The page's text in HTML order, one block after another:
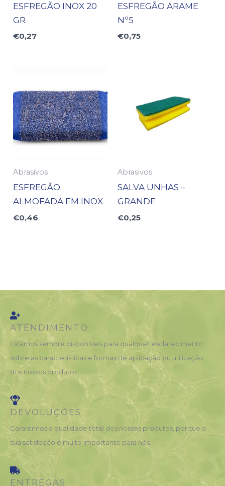
ESFREGÃO INOX 20
GR
€0,27
ESFREGÃO ARAME
Nº5
€0,75
Abrasivos
ESFREGÃO
ALMOFADA EM INOX
€0,46
Abrasivos
SALVA UNHAS –
GRANDE
€0,25
ATENDIMENTO
Estamos sempre disponíveis para qualquer esclarecimento
sobre as características e formas de aplicação ou utilização
dos nossos produtos.
DEVOLUÇÕES
Garantimos a qualidade total dos nossos produtos, porque a
sua satisfação é muito importante para nós.
ENTREGAS